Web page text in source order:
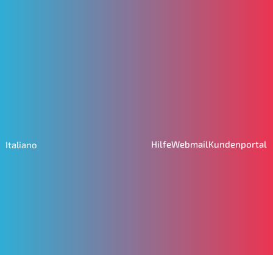
Italiano HilfeWebmailKundenportal